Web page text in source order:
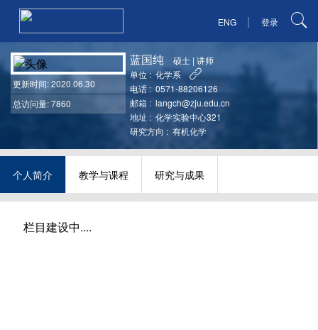
ENG | 登录
更新时间: 2020.06.30
总访问量: 7860
蓝国纯 硕士 |讲师
单位 : 化学系
电话 : 0571-88206126
邮箱 : langch@zju.edu.cn
地址 : 化学实验中心321
研究方向 : 有机化学
个人简介 教学与课程 研究与成果
栏目建设中....